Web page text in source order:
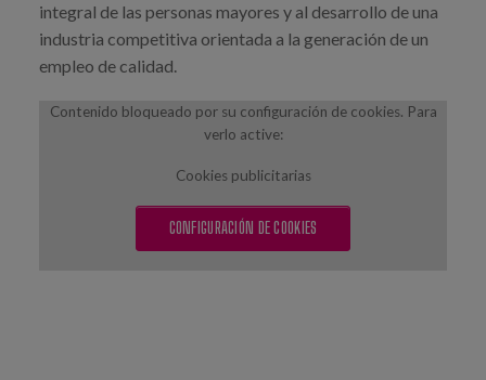
integral de las personas mayores y al desarrollo de una
industria competitiva orientada a la generación de un
empleo de calidad.
Contenido bloqueado por su configuración de cookies. Para
verlo active:
Cookies publicitarias
CONFIGURACIÓN DE COOKIES